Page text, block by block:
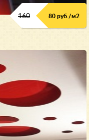
160 80 руб./м2